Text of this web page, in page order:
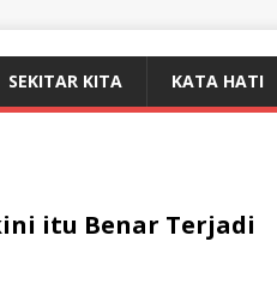
SEKITAR KITA KATA HATI
itu Benar Terjadi